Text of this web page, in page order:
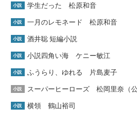
小説 学生だった 松原和音
小説 一月のレモネード 松原和音
小説 酒井聡 短編小説
小説 小説四角い海 ケニー敏江
小説 ふうらり、ゆれる 片島麦子
小説 スーパーヒーローズ 松岡里奈（公
小説 横領 鶴山裕司